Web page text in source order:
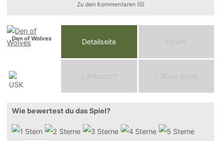
Zu den Kommentaren (0)
Den of Wolves Detailseite Forum
Ama o n* Xbox Store
Wie bewertest du das Spiel?